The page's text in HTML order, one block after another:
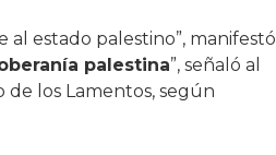
al estado palestino”, manifestó
palestina”, señaló al
los Lamentos, según